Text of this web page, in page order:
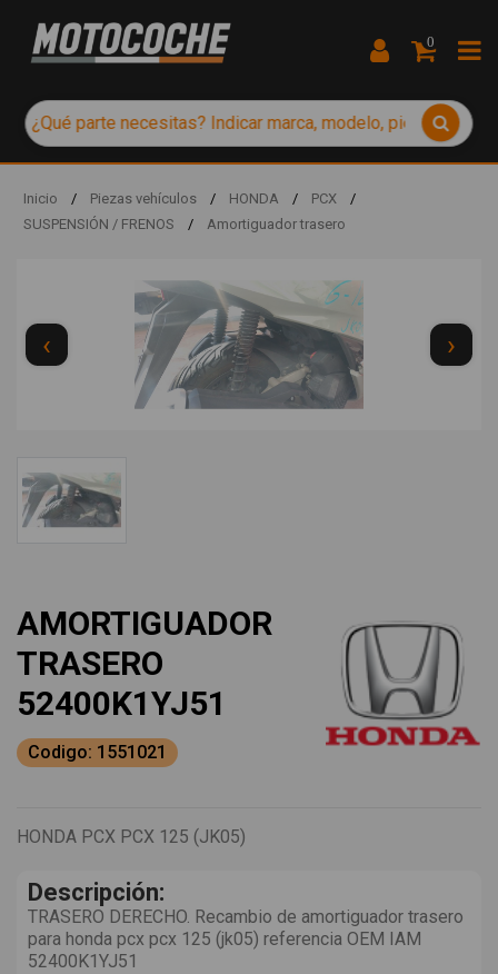
0
Inicio / Piezas vehículos / HONDA / PCX
/
SUSPENSIÓN / FRENOS
/ Amortiguador trasero
‹ ›
AMORTIGUADOR
TRASERO
52400K1YJ51
Codigo: 1551021
HONDA PCX PCX 125 (JK05)
Descripción:
TRASERO DERECHO. Recambio de amortiguador trasero
para honda pcx pcx 125 (jk05) referencia OEM IAM
52400K1YJ51